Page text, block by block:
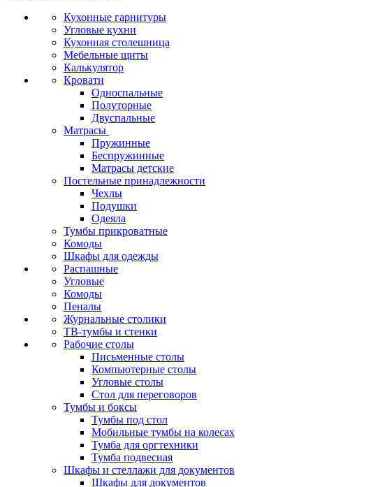
Кухонные гарнитуры
Угловые кухни
Кухонная столешница
Мебельные щиты
Калькулятор
Кровати
Односпальные
Полуторные
Двуспальные
Матрасы
Пружинные
Беспружинные
Матрасы детские
Постельные принадлежности
Чехлы
Подушки
Одеяла
Тумбы прикроватные
Комоды
Шкафы для одежды
Распашные
Угловые
Комоды
Пеналы
Журнальные столики
ТВ‑тумбы и стенки
Рабочие столы
Письменные столы
Компьютерные столы
Угловые столы
Стол для переговоров
Тумбы и боксы
Тумбы под стол
Мобильные тумбы на колесах
Тумба для оргтехники
Тумба подвесная
Шкафы и стеллажи для документов
Шкафы для документов